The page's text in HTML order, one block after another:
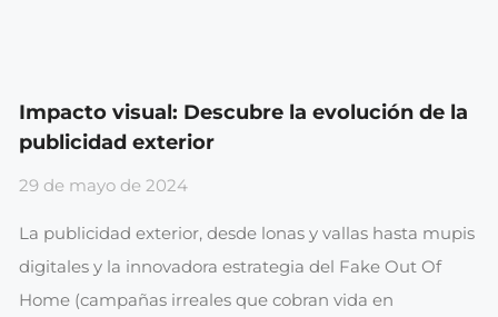
Impacto visual: Descubre la evolución de la
publicidad exterior
29 de mayo de 2024
La publicidad exterior, desde lonas y vallas hasta mupis
digitales y la innovadora estrategia del Fake Out Of
Home (campañas irreales que cobran vida en